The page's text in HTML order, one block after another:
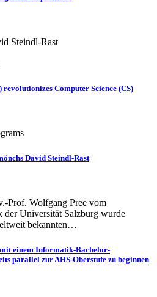
Steindl-Rast
Computer Science (CS)
David Steindl-Rast
Prof. Wolfgang Pree vom
der Universität Salzburg wurde
bekannten…
einem Informatik-Bachelor-
parallel zur AHS-Oberstufe zu beginnen